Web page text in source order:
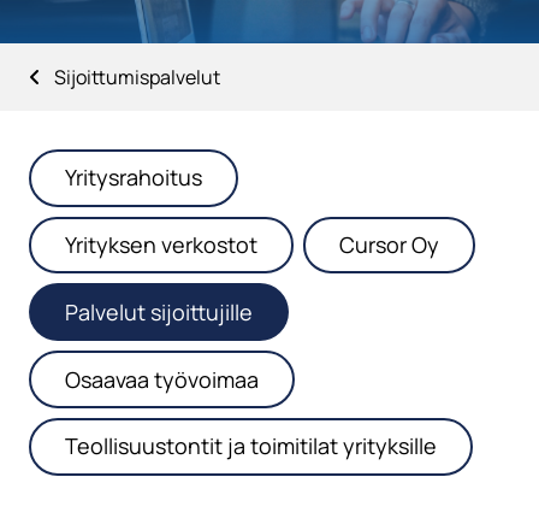
Sijoittumispalvelut
Yritysrahoitus
Yrityksen verkostot Cursor Oy
Palvelut sijoittujille
Osaavaa työvoimaa
Teollisuustontit ja toimitilat yrityksille